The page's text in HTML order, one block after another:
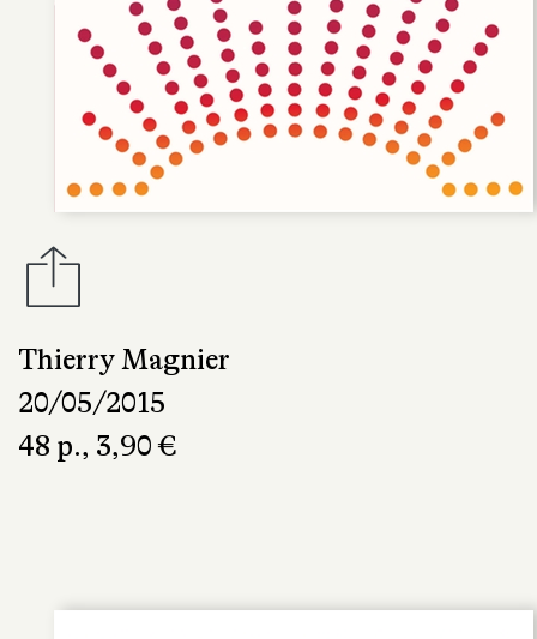
Thierry Magnier
20/05/2015
48 p., 3,90 €